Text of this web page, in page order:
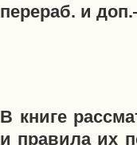
перераб. и
В книге
и правила их